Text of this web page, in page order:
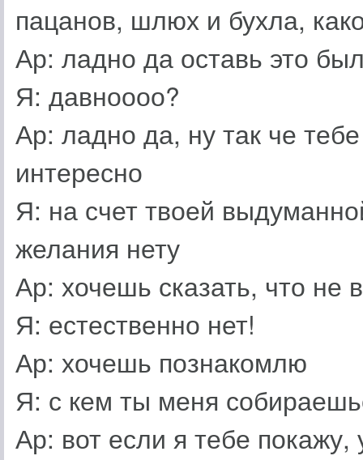
пацанов, шлюх и бухла,
Ар: ладно да оставь это
Я: давноооо?
Ар: ладно да, ну так че
интересно
Я: на счет твоей
желания нету
Ар: хочешь сказать, что не
Я: естественно нет!
Ар: хочешь познакомлю
Я: с кем ты меня
Ар: вот если я тебе